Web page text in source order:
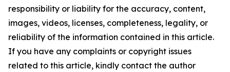
responsibility or liability for the accuracy, content,
images, videos, licenses, completeness, legality, or
reliability of the information contained in this article.
If you have any complaints or copyright issues
related to this article, kindly contact the author